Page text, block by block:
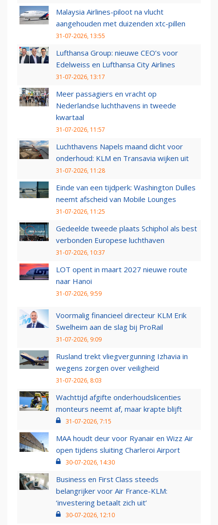
Malaysia Airlines-piloot na vlucht
aangehouden met duizenden xtc-pillen
31-07-2026, 13:55
Lufthansa Group: nieuwe CEO’s voor
Edelweiss en Lufthansa City Airlines
31-07-2026, 13:17
Meer passagiers en vracht op
Nederlandse luchthavens in tweede
kwartaal
31-07-2026, 11:57
Luchthavens Napels maand dicht voor
onderhoud: KLM en Transavia wijken uit
31-07-2026, 11:28
Einde van een tijdperk: Washington Dulles
neemt afscheid van Mobile Lounges
31-07-2026, 11:25
Gedeelde tweede plaats Schiphol als best
verbonden Europese luchthaven
31-07-2026, 10:37
LOT opent in maart 2027 nieuwe route
naar Hanoi
31-07-2026, 9:59
Voormalig financieel directeur KLM Erik
Swelheim aan de slag bij ProRail
31-07-2026, 9:09
Rusland trekt vliegvergunning Izhavia in
wegens zorgen over veiligheid
31-07-2026, 8:03
Wachttijd afgifte onderhoudslicenties
monteurs neemt af, maar krapte blijft
31-07-2026, 7:15
MAA houdt deur voor Ryanair en Wizz Air
open tijdens sluiting Charleroi Airport
30-07-2026, 14:30
Business en First Class steeds
belangrijker voor Air France-KLM:
‘investering betaalt zich uit’
30-07-2026, 12:10